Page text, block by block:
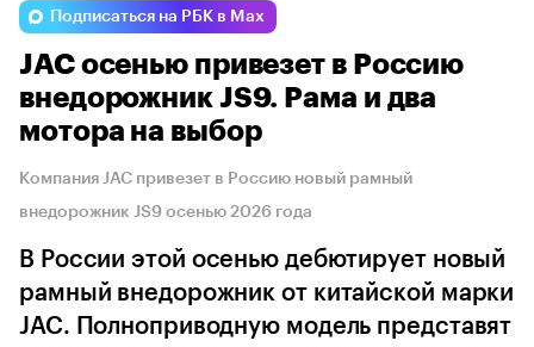
Подписаться на РБК в Max
JAC осенью привезет в Россию
внедорожник JS9. Рама и два
мотора на выбор
Компания JAC привезет в Россию новый рамный
внедорожник JS9 осенью 2026 года
В России этой осенью дебютирует новый
рамный внедорожник от китайской марки
JAC. Полноприводную модель представят